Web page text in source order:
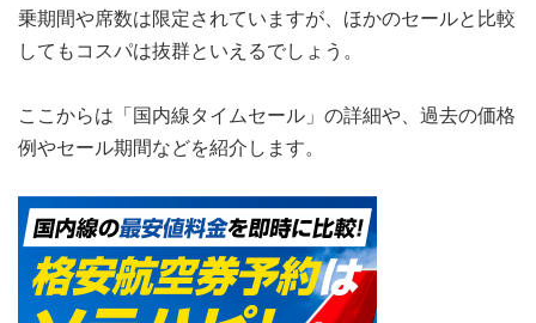
乗期間や席数は限定されていますが、ほかのセールと比較
してもコスパは抜群といえるでしょう。
ここからは「国内線タイムセール」の詳細や、過去の価格
例やセール期間などを紹介します。